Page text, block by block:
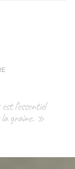
l’essentiel
la graine. »